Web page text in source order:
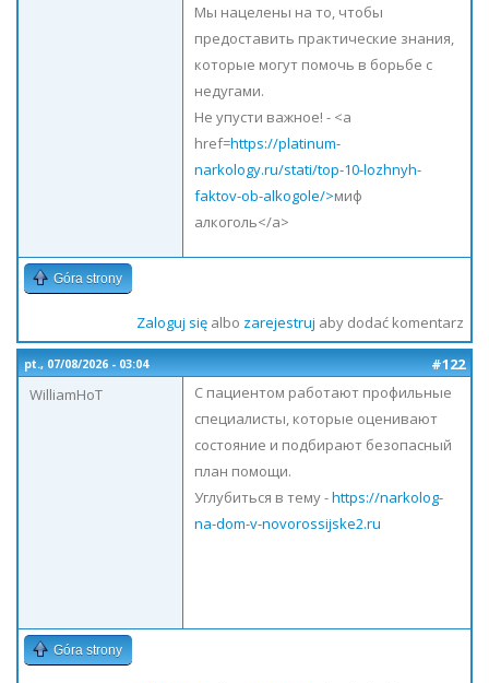
Мы нацелены на то, чтобы
предоставить практические знания,
которые могут помочь в борьбе с
недугами.
Не упусти важное! - <a
href=https://platinum-
narkology.ru/stati/top-10-lozhnyh-
faktov-ob-alkogole/>миф
алкоголь</a>
Góra strony
Zaloguj sięalbo zarejestruj aby dodać komentarz
pt., 07/08/2026 - 03:04
#122
WilliamHoT
С пациентом работают профильные
специалисты, которые оценивают
состояние и подбирают безопасный
план помощи.
Углубиться в тему -https://narkolog-
na-dom-v-novorossijske2.ru
Góra strony